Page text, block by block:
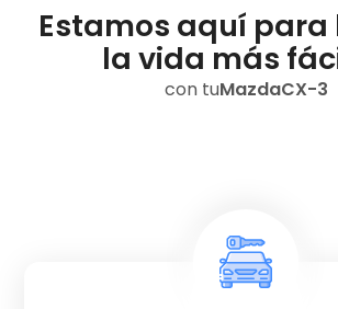
Estamos aquí
la vida más
con tuMazdaCX-3